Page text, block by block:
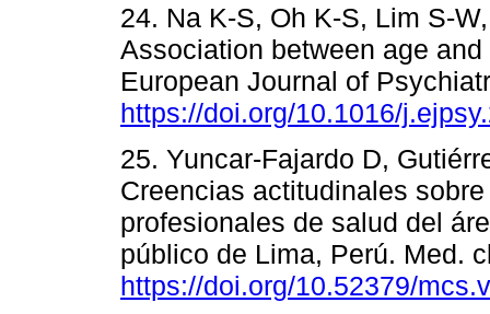
24. Na K-S, Oh K-S, Lim S-
Association between age
European Journal of
https://doi.org/10.1016/
25. Yuncar-Fajardo D,
Creencias actitudinales
profesionales de salud del
público de Lima, Perú. Med.
https://doi.org/10.52379/